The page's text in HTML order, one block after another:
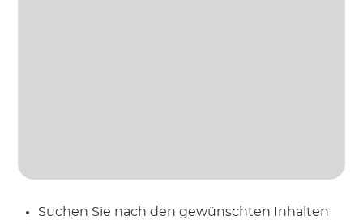
Suchen Sie nach den gewünschten Inhalten